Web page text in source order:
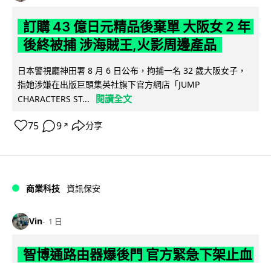
訂購 43 億日元精品後棄單 大阪女 2 年
後終被捕 涉海賊王,火影周邊產品
日本警視廳神田署 8 月 6 日公布，拘捕一名 32 歲大阪女子，
指她涉嫌在出版巨頭集英社旗下官方網店「JUMP
CHARACTERS ST...
閱讀全文
75 9 ↗ 分享
商業科技 資訊保安
Vin 1 日
智博通路由器爆後門 官方緊急下架止血